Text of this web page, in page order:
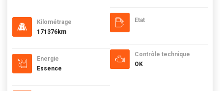
Kilométrage
171376km
Energie
Essence
Etat
Contrôle technique
OK